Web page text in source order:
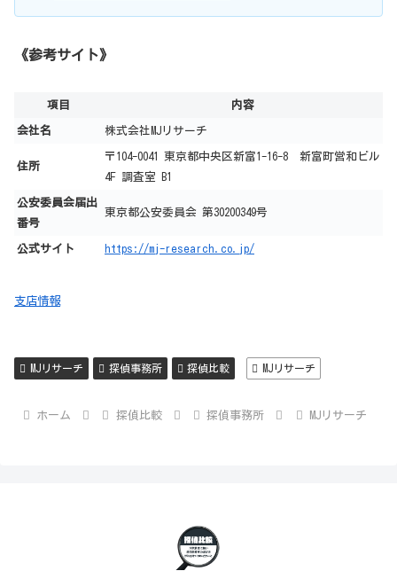
《参考サイト》
項目 内容
会社名 株式会社MJリサーチ
住所
〒104-0041 東京都中央区新富1-16-8 新富町営和ビル
4F 調査室 B1
公安委員会届出
番号
東京都公安委員会 第30200349号
公式サイト https://mj-research.co.jp/
支店情報
MJリサーチ 探偵事務所 探偵比較 MJリサーチ
ホーム 探偵比較 探偵事務所 MJリサーチ